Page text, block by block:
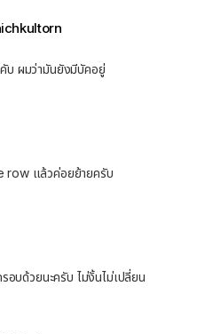
บ ผมว่ามันยังมีบัคอยู่
row แล้วค่อยย้ายครับ
บด้วยนะครับ ไม่งั้นไม่เปลี่ยน